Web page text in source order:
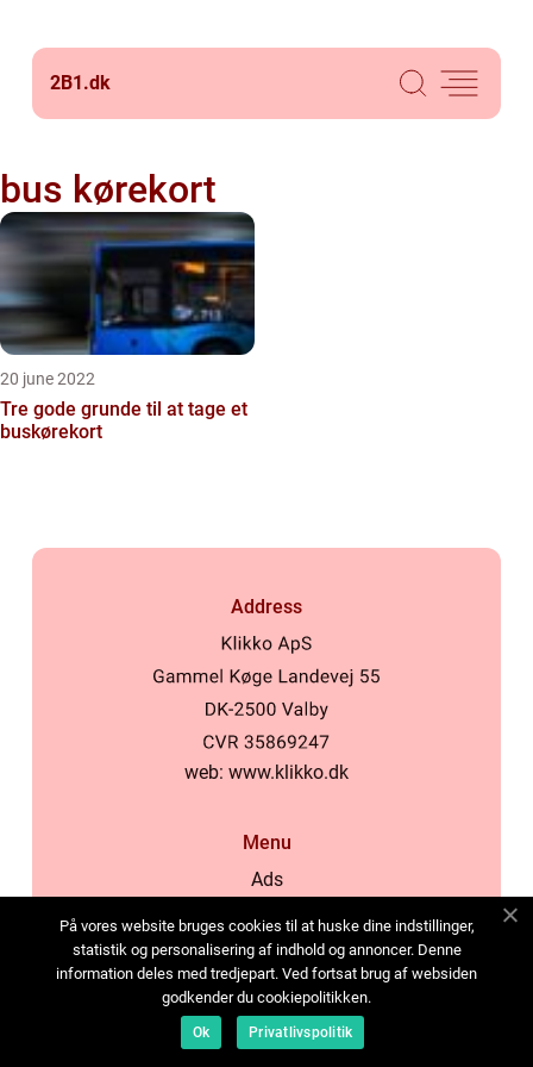
2B1.dk
bus kørekort
20 june 2022
Tre gode grunde til at tage et
buskørekort
Address
web: www.klikko.dk
Menu
Ads
Cookies
Contact
Sitemap
På vores website bruges cookies til at huske dine indstillinger,
statistik og personalisering af indhold og annoncer. Denne
information deles med tredjepart. Ved fortsat brug af websiden
godkender du cookiepolitikken.
Ok Privatlivspolitik